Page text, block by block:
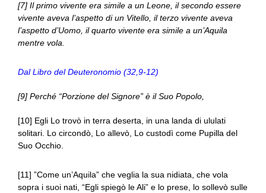
[7] Il primo vivente era simile a un Leone, il secondo essere
vivente aveva l’aspetto di un Vitello, il terzo vivente aveva
l’aspetto d’Uomo, il quarto vivente era simile a un’Aquila
mentre vola.
Dal Libro del Deuteronomio (32,9-12)
[9] Perché “Porzione del Signore” è il Suo Popolo,
[10] Egli Lo trovò in terra deserta, in una landa di ululati
solitari. Lo circondò, Lo allevò, Lo custodì come Pupilla del
Suo Occhio.
[11] ”Come un’Aquila” che veglia la sua nidiata, che vola
sopra i suoi nati, “Egli spiegò le Ali” e lo prese, lo sollevò sulle